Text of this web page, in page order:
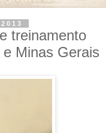
treinamento
Minas Gerais